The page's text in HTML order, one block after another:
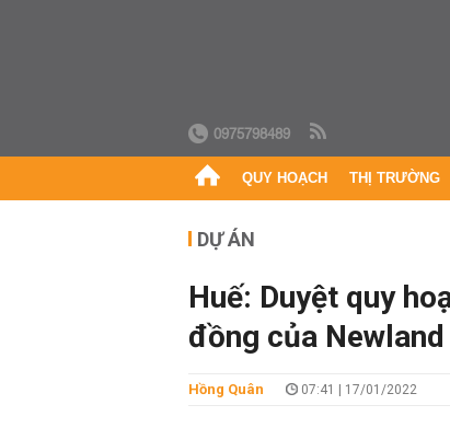
0975798489
QUY HOẠCH THỊ TRƯỜNG
DỰ ÁN
Huế: Duyệt quy
đồng của
Hồng Quân 07:41 | 17/01/2022